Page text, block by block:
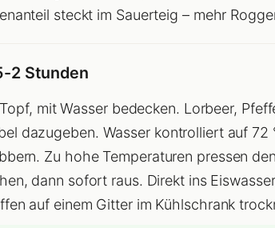
steckt im Sauerteig – mehr
2 Stunden
mit Wasser bedecken. Lorbeer,
dazugeben. Wasser kontrolliert auf
Zu hohe Temperaturen pressen
dann sofort raus. Direkt ins
auf einem Gitter im Kühlschrank